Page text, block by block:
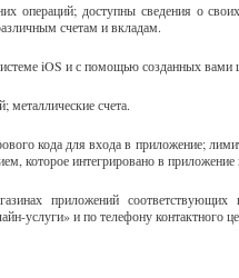
операций; доступны сведения о
счетам и вкладам.
iOS и с помощью созданных
металлические счета.
кода для входа в приложение;
которое интегрировано в приложение
приложений соответствующих
услуги» и по телефону контактного